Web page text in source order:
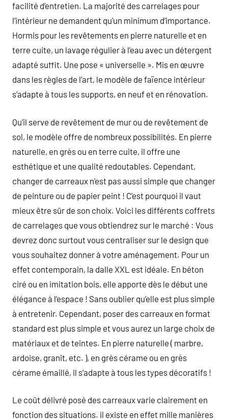
facilité d’entretien. La majorité des carrelages pour
l’intérieur ne demandent qu’un minimum d’importance.
Hormis pour les revêtements en pierre naturelle et en
terre cuite, un lavage régulier à l’eau avec un détergent
adapté suffit. Une pose « universelle ». Mis en œuvre
dans les règles de l’art, le modèle de faïence intérieur
s’adapte à tous les supports, en neuf et en rénovation.
Qu’il serve de revêtement de mur ou de revêtement de
sol, le modèle offre de nombreux possibilités. En pierre
naturelle, en grès ou en terre cuite, il offre une
esthétique et une qualité redoutables. Cependant,
changer de carreaux n’est pas aussi simple que changer
de peinture ou de papier peint ! C’est pourquoi il vaut
mieux être sûr de son choix. Voici les différents coffrets
de carrelages que vous obtiendrez sur le marché : Vous
devrez donc surtout vous centraliser sur le design que
vous souhaitez donner à votre aménagement. Pour un
effet contemporain, la dalle XXL est idéale. En béton
ciré ou en imitation bois, elle apporte dès le début une
élégance à l’espace ! Sans oublier qu’elle est plus simple
à entretenir. Cependant, poser des carreaux en format
standard est plus simple et vous aurez un large choix de
matériaux et de teintes. En pierre naturelle ( marbre,
ardoise, granit, etc. ), en grès cérame ou en grès
cérame émaillé, il s’adapte à tous les types décoratifs !
Le coût délivré posé des carreaux varie clairement en
fonction des situations. il existe en effet mille manières